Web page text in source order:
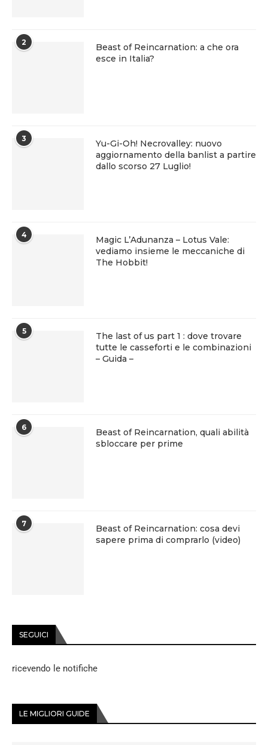
2
Beast of Reincarnation: a che ora
esce in Italia?
3
Yu-Gi-Oh! Necrovalley: nuovo
aggiornamento della banlist a partire
dallo scorso 27 Luglio!
4
Magic L’Adunanza – Lotus Vale:
vediamo insieme le meccaniche di
The Hobbit!
5
The last of us part 1 : dove trovare
tutte le casseforti e le combinazioni
– Guida –
6
Beast of Reincarnation, quali abilità
sbloccare per prime
7
Beast of Reincarnation: cosa devi
sapere prima di comprarlo (video)
SEGUICI
ricevendo le notifiche
LE MIGLIORI GUIDE